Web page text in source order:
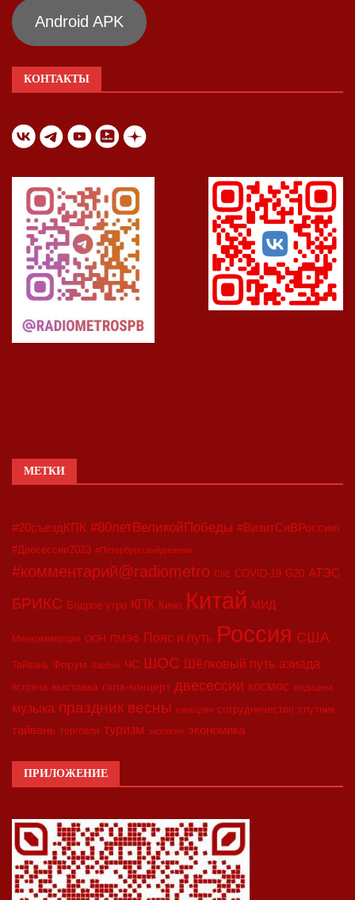
Android APK
КОНТАКТЫ
МЕТКИ
#20съездКПК #80летВеликойПобеды #ВизитСиВРоссию
#Двесессии2023 #Петербургскийдневник
#комментарий@radiometro CIIE COVID-19 G20 АТЭС
БРИКС Бодрое утро КПК Кино Китай МИД
Минкоммерции ООН ПМЭФ Пояс и путь Россия США
Тайвань Форум Харбин ЧС ШОС Шёлковый путь азиада
встреча выставка гала-концерт двесессии космос медицина
музыка праздник весны синьцзян сотрудничество спутник
тайвань торговля туризм экология экономика
ПРИЛОЖЕНИЕ